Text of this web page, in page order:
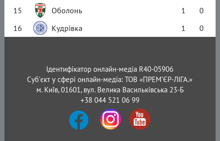
15
Оболонь 1
0
16
Кудрівка 1 0
Ідентифікатор онлайн-медіа R40-05906
Суб'єкт у сфері онлайн-медіа: ТОВ «ПРЕМ’ЄР-ЛІГА.»
м. Київ, 01601, вул. Велика Васильківська 23-Б
+38 044 521 06 99